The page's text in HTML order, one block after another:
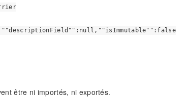
être ni importés, ni exportés.